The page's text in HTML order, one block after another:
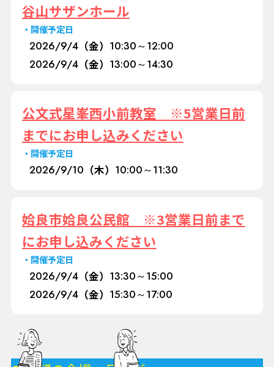
谷山サザンホール
開催予定日
2026/9/4（金） 10:30～12:00
2026/9/4（金） 13:00～14:30
公文式星峯西小前教室 ※5営業日前
までにお申し込みください
開催予定日
2026/9/10 （木） 10:00～11:30
姶良市姶良公民館 ※3営業日前まで
にお申し込みください
開催予定日
2026/9/4（金） 13:30～15:00
2026/9/4（金） 15:30～17:00